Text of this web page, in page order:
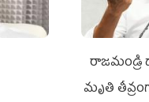
రాజమండ్రి
మృతి